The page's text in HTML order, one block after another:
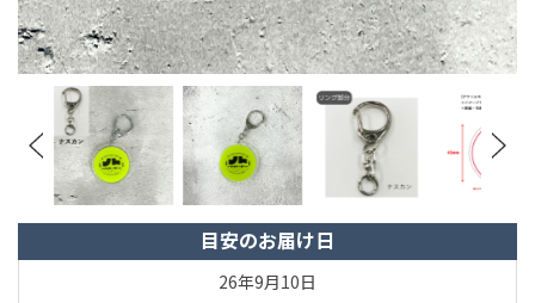
目安のお届け日
26年9月10日